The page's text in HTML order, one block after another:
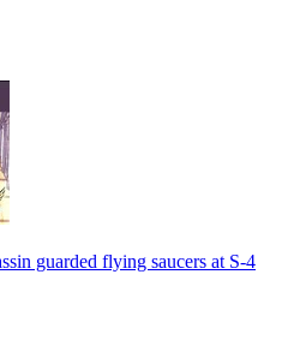
guarded flying saucers at S-4